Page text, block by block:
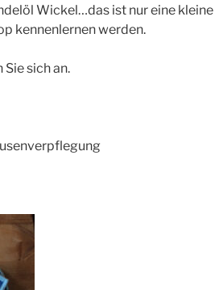
Wickel…das ist nur eine kleine
kennenlernen werden.
sich an.